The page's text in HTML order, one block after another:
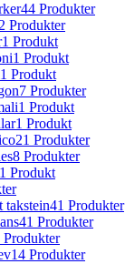
44 Produkter
2 Produkter
1 Produkt
1 Produkt
1 Produkt
7 Produkter
1 Produkt
1 Produkt
21 Produkter
8 Produkter
1 Produkt
takstein41 Produkter
41 Produkter
Produkter
14 Produkter